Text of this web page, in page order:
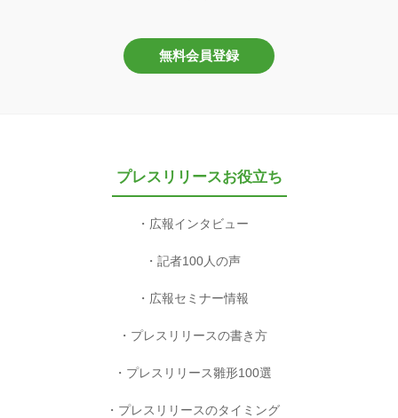
無料会員登録
プレスリリースお役立ち
広報インタビュー
記者100人の声
広報セミナー情報
プレスリリースの書き方
プレスリリース雛形100選
プレスリリースのタイミング